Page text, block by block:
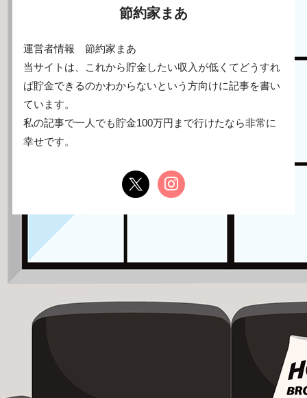
節約家まあ
運営者情報 節約家まあ
当サイトは、これから貯金したい収入が低くてどうすれ
ば貯金できるのかわからないという方向けに記事を書い
ています。
私の記事で一人でも貯金100万円まで行けたなら非常に
幸せです。